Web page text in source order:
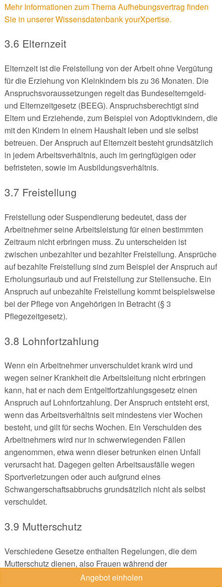
Angebot einholen
Mehr Informationen zum Thema Aufhebungsvertrag finden
Sie in unserer Wissensdatenbank yourXpertise.
3.6 Elternzeit
Elternzeit ist die Freistellung von der Arbeit ohne Vergütung
für die Erziehung von Kleinkindern bis zu 36 Monaten. Die
Anspruchsvoraussetzungen regelt das Bundeselterngeld-
und Elternzeitgesetz (BEEG). Anspruchsberechtigt sind
Eltern und Erziehende, zum Beispiel von Adoptivkindern, die
mit den Kindern in einem Haushalt leben und sie selbst
betreuen. Der Anspruch auf Elternzeit besteht grundsätzlich
in jedem Arbeitsverhältnis, auch im geringfügigen oder
befristeten, sowie im Ausbildungsverhältnis.
3.7 Freistellung
Freistellung oder Suspendierung bedeutet, dass der
Arbeitnehmer seine Arbeitsleistung für einen bestimmten
Zeitraum nicht erbringen muss. Zu unterscheiden ist
zwischen unbezahlter und bezahlter Freistellung. Ansprüche
auf bezahlte Freistellung sind zum Beispiel der Anspruch auf
Erholungsurlaub und auf Freistellung zur Stellensuche. Ein
Anspruch auf unbezahlte Freistellung kommt beispielsweise
bei der Pflege von Angehörigen in Betracht (§ 3
Pflegezeitgesetz).
3.8 Lohnfortzahlung
Wenn ein Arbeitnehmer unverschuldet krank wird und
wegen seiner Krankheit die Arbeitsleitung nicht erbringen
kann, hat er nach dem Entgeltfortzahlungsgesetz einen
Anspruch auf Lohnfortzahlung. Der Anspruch entsteht erst,
wenn das Arbeitsverhältnis seit mindestens vier Wochen
besteht, und gilt für sechs Wochen. Ein Verschulden des
Arbeitnehmers wird nur in schwerwiegenden Fällen
angenommen, etwa wenn dieser betrunken einen Unfall
verursacht hat. Dagegen gelten Arbeitsausfälle wegen
Sportverletzungen oder auch aufgrund eines
Schwangerschaftsabbruchs grundsätzlich nicht als selbst
verschuldet.
3.9 Mutterschutz
Verschiedene Gesetze enthalten Regelungen, die dem
Mutterschutz dienen, also Frauen während der
Schwangerschaft und nach der Entbindung schützen sollen.